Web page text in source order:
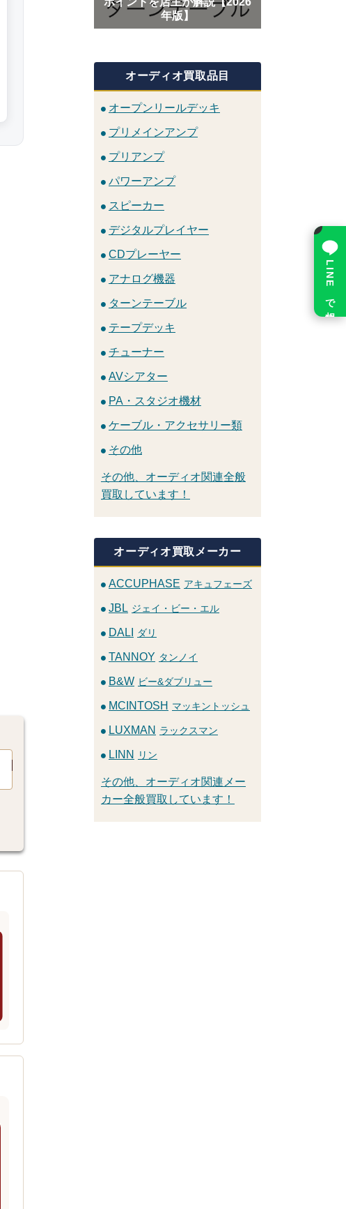
年版】
オーディオ買取品目
オープンリールデッキ
プリメインアンプ
プリアンプ
パワーアンプ
スピーカー
デジタルプレイヤー
CDプレーヤー
アナログ機器
ターンテーブル
テープデッキ
チューナー
AVシアター
PA・スタジオ機材
ケーブル・アクセサリー類
その他
その他、オーディオ関連全般
買取しています！
オーディオ買取メーカー
ACCUPHASE アキュフェーズ
JBL ジェイ・ビー・エル
DALI ダリ
TANNOY タンノイ
B&W ビー&ダブリュー
MCINTOSH マッキントッシュ
LUXMAN ラックスマン
LINN リン
その他、オーディオ関連メー
カー全般買取しています！
LINE で相談
×